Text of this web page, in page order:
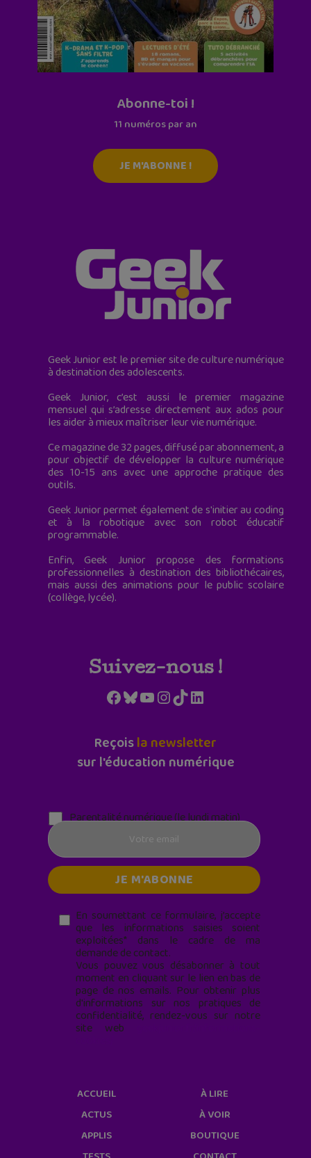
Abonne-toi !
11 numéros par an
JE M'ABONNE !
Geek Junior est le premier site de culture numérique
à destination des adolescents.
Geek Junior, c’est aussi le premier magazine
mensuel qui s’adresse directement aux ados pour
les aider à mieux maîtriser leur vie numérique.
Ce magazine de 32 pages, diffusé par abonnement, a
pour objectif de développer la culture numérique
des 10-15 ans avec une approche pratique des
outils.
Geek Junior permet également de s'initier au coding
et à la robotique avec son robot éducatif
programmable.
Enfin, Geek Junior propose des formations
professionnelles à destination des bibliothécaires,
mais aussi des animations pour le public scolaire
(collège, lycée).
Suivez-nous !
Facebook
Bluesky
YouTube
Instagram
TikTokLinkedIn
Reçoisla newsletter
sur l'éducation numérique
Parentalité numérique (le lundi matin)
En soumettant ce formulaire, j’accepte
que les informations saisies soient
exploitées* dans le cadre de ma
demande de contact.
Vous pouvez vous désabonner à tout
moment en cliquant sur le lien en bas de
page de nos emails. Pour obtenir plus
d'informations sur nos pratiques de
confidentialité, rendez-vous sur notre
site web
ACCUEIL
ACTUS
APPLIS
À LIRE
À VOIR
BOUTIQUE